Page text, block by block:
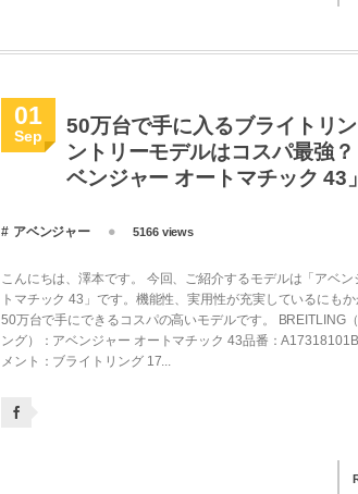
01
Sep
50万台で手に入るブライトリ
ントリーモデルはコスパ最強
ベンジャー オートマチック 43」
アベンジャー 5166 views
こんにちは、澤本です。 今回、ご紹介するモデルは「アベン
トマチック 43」です。機能性、実用性が充実しているにもか
50万台で手にできるコスパの高いモデルです。 BREITLING
ング）：アベンジャー オートマチック 43品番：
メント：ブライトリング 17...